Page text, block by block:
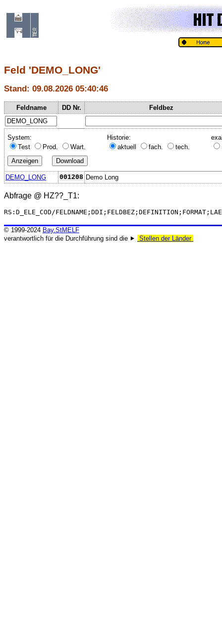
Feld 'DEMO_LONG'
Stand: 09.08.2026 05:40:46
Feldname DD Nr. Feldbez
System:
Test
Prod. Wart.
Historie:
aktuell
fach. tech.
DEMO_LONG 001208 Demo Long
Abfrage @ HZ??_T1:
RS:D_ELE_COD/
© 1999-2024 Bay.StMELF
verantwortlich für die Durchführung sind die ⯈
Stellen der Länder